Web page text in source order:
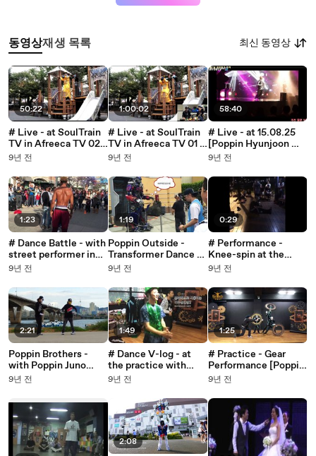
동영상재생 목록 최신 동영상
50:22
# Live - at SoulTrain
TV in Afreeca TV 02 -
15.09.04 [Poppin
9년 전
1:23
# Dance Battle - with
street performer in
LA [Poppin Hyunjoon
9년 전
2:21
Poppin Brothers -
with Poppin Juno
[Poppin Hyunjoon 팝
9년 전
1:00:02
# Live - at SoulTrain
TV in Afreeca TV 01 -
15.09.04 [Poppin
9년 전
1:19
Poppin Outside -
Transformer Dance at
the Universal Studio
핀현준]
9년 전
1:49
# Dance V-log - at
the practice with
Expression Crew
핀현준]
9년 전
2:08
58:40
# Live - at 15.08.25
[Poppin Hyunjoon 팝
핀현준]
9년 전
0:29
# Performance -
Knee-spin at the
street of Taiwan
핀현준]
9년 전
1:25
# Practice - Gear
Performance [Poppin
Hyunjoon 팝핀현준]
9년 전